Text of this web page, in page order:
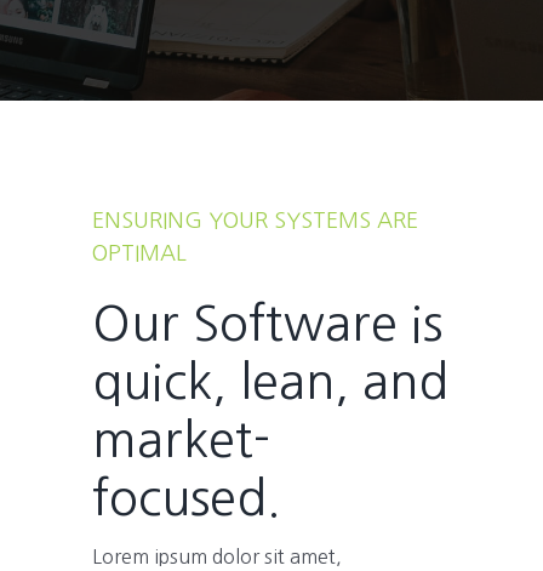
ENSURING YOUR SYSTEMS ARE
OPTIMAL
Our Software is
quick, lean, and
market-
focused.
Lorem ipsum dolor sit amet,